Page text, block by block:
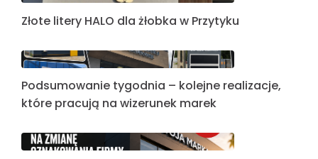
Złote litery HALO dla żłobka w Przytyku
Podsumowanie tygodnia – kolejne realizacje,
które pracują na wizerunek marek